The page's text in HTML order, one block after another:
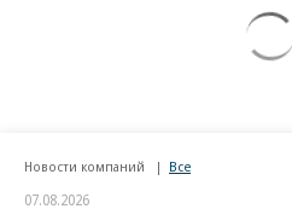
Новости компаний Все
07.08.2026